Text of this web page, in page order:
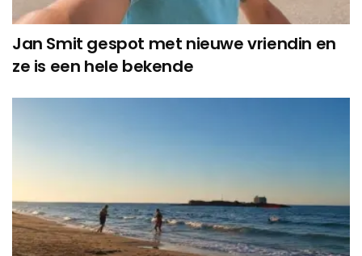
Jan Smit gespot met nieuwe vriendin en
ze is een hele bekende